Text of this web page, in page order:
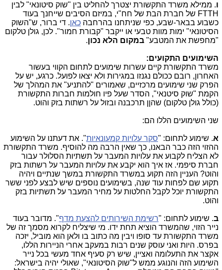
ו. ממילא משרד התקשורת יצטרך להחליט בין "שוק סיטונאי" לבין
FTTH של חברת הבת של חח"י, במיזם הסיבים שייחנך בעוד
כשבוע בבאר-שבע, כפי שניתחנו בהרחבה כאן. די ברור, ש"השוק
הסיטונאי" ימות מוות טבעי או ייקבר "קבורת חמור". לכן, גולן טלקום
"מחפשת את המטבע" במקום הלא נכון.
השימועים התקועים:
משרד התקשורת קיים עשרות שימועים לתחום הקווי בעשור
האחרון, רובם ככולם נגנזו במגירות ולא יצאו לפועל. כרגע, יש על
הפרק שני שימועים מרכזיים, שאמורים "להתניע" את המהלך של
הקמת "שוק סיטנאי", הסדר שעל פיו חולמות חברות התקשורת
(כולל גולן טלקום) שהןן תרכבנה ובזול על רשתות בזק והוט.
שני השימועים הללו הם:
א. שימוע לתחום: "סקר עלויות קמעונאיות". את דעתנו על השימוע
ההזוי הזה כבר הבאנו, כך שאין הרבה מה להוסיף. משרד התקשורת
לא הצליח לקבוע את עלויות המעבר על תשתיות הסלולר עבור
חברת סיפמי. אז איך הוא יקבע את עלויות המעבר על רשתות בזק
והוט? העניין הזה תקוע במשרד התקשורת במשך שנתיים ויהיה
תקוע שם לפחות עוד שנה, בשימועים נוספים שיש לבצע לפני ששר
התקשורת יוכל לקבל החלטות על מחיר המעבר על תשתיות בזק
והוט.
ב. שימוע לתחום: "רשימת השירותים להצעת מדף". מדובר בעוד
נייר הזוי, שהמשרד הוציא תחת ידו. מי שיצליח לקרוא מסמך זה של
משרד התקשורת עד סופו ויבין מה כתוב בו ולאן הוא מוביל, יזכה
בפרס. היות ואני עוסק שנים רבות במעקב אחרי הניירות הללו,
אקצר את התעלומה ואציין, שיש רק סעיף אחד מעשי בכל נייר
השימוע הזה והנוגע ממש ל"שוק הסיטונאי", שאולי יהיה בישראל: